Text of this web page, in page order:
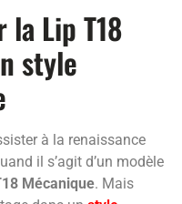
Lip T18
style
à la renaissance
il s’agit d’un modèle
Mécanique. Mais